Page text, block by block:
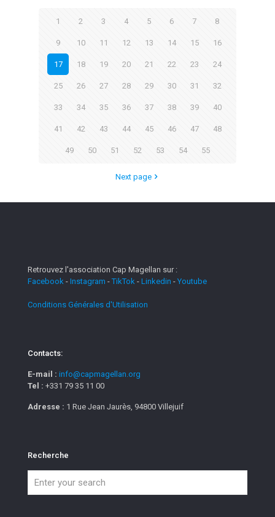
1 2 3 4 5 6 7 8
9 10 11 12 13 14 15 16
17 18 19 20 21 22 23 24
25 26 27 28 29 30 31 32
33 34 35 36 37 38 39 40
41 42 43 44 45 46 47 48
49 50 51 52 53 54 55
Next page
Retrouvez l'association Cap Magellan sur :
Facebook - Instagram -TikTok - Linkedin - Youtube
Conditions Générales d'Utilisation
Contacts:
E-mail : info@capmagellan.org
Tel : +331 79 35 11 00
Adresse : 1 Rue Jean Jaurès, 94800 Villejuif
Recherche